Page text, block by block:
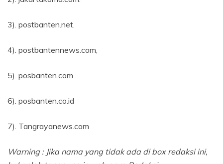
3). postbanten.net.
4). postbantennews.com,
5). posbanten.com
6). posbanten.co.id
7). Tangrayanews.com
Warning : Jika nama yang tidak ada di box redaksi ini,